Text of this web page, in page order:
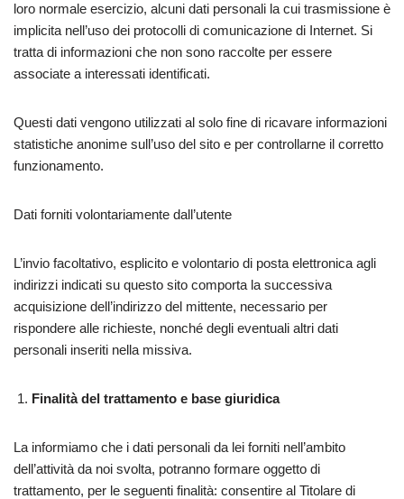
loro normale esercizio, alcuni dati personali la cui trasmissione è
implicita nell’uso dei protocolli di comunicazione di Internet. Si
tratta di informazioni che non sono raccolte per essere
associate a interessati identificati.
Questi dati vengono utilizzati al solo fine di ricavare informazioni
statistiche anonime sull’uso del sito e per controllarne il corretto
funzionamento.
Dati forniti volontariamente dall’utente
L’invio facoltativo, esplicito e volontario di posta elettronica agli
indirizzi indicati su questo sito comporta la successiva
acquisizione dell’indirizzo del mittente, necessario per
rispondere alle richieste, nonché degli eventuali altri dati
personali inseriti nella missiva.
Finalità del trattamento e base giuridica
La informiamo che i dati personali da lei forniti nell’ambito
dell’attività da noi svolta, potranno formare oggetto di
trattamento, per le seguenti finalità: consentire al Titolare di